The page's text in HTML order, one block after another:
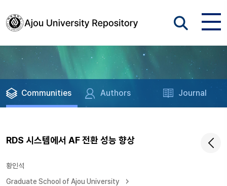
Communities Authors Journal
RDS 시스템에서 AF 전환 성능 향상
황인석
Graduate School of Ajou University